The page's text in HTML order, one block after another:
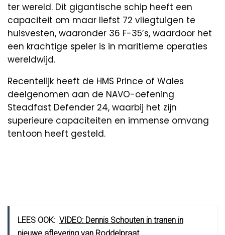
ter wereld. Dit gigantische schip heeft een
capaciteit om maar liefst 72 vliegtuigen te
huisvesten, waaronder 36 F-35’s, waardoor het
een krachtige speler is in maritieme operaties
wereldwijd.
Recentelijk heeft de HMS Prince of Wales
deelgenomen aan de NAVO-oefening
Steadfast Defender 24, waarbij het zijn
superieure capaciteiten en immense omvang
tentoon heeft gesteld.
LEES OOK: VIDEO: Dennis Schouten in tranen in